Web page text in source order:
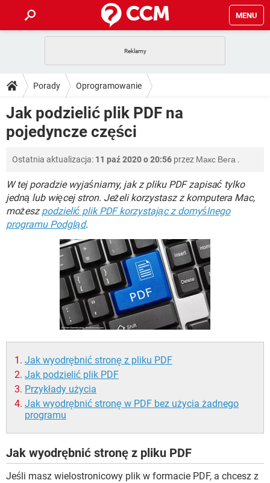
MENU
GRY WHATSAPP
SPOTIFY NETFLIX
INSTAGRAM
PORADY
PlayStation TIKTOK
GRY WHATSAPP
SPOTIFY
INSTAGRAM FACEBOOK
WINDOWS 10
DO POBRANIA
ANDROID
INSTAGRAM FACEBOOK
WINDOWS 10
FORUM
COVID-19 TIKTOK
GRY WHATSAPP
SPOTIFY NETFLIX
INSTAGRAM
COVID-19 TIKTOK
GRY WHATSAPP
FACEBOOK
Porady Oprogramowanie
Oprogramowanie biurowe PDF
Jak podzielić plik PDF na
pojedyncze części
Ostatnia aktualizacja: 11 paź 2020 o 20:56 przez Макс Вега .
W tej poradzie wyjaśniamy, jak z pliku PDF zapisać tylko
jedną lub więcej stron. Jeżeli korzystasz z komputera Mac,
możesz podzielić plik PDF korzystając z domyślnego
programu Podgląd.
Jak wyodrębnić stronę z pliku PDF
Jak podzielić plik PDF
Przykłady użycia
Jak wyodrębnić stronę w PDF bez użycia żadnego
programu
Jak wyodrębnić stronę z pliku PDF
Jeśli masz wielostronicowy plik w formacie PDF, a chcesz z